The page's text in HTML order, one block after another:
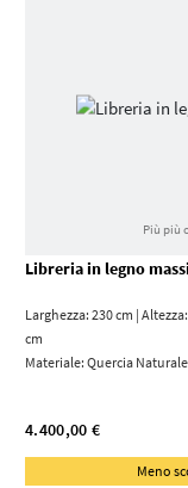
Più più
Libreria in legno
Larghezza: 230 cm |
cm
Materiale:Quercia
4.400,00 €
Meno